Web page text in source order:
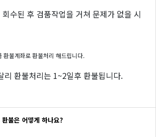
수된 후 검품작업을 거쳐 문제가 없을 시
환불계좌로 환불처리 해드립니다.
리 환불처리는 1~2일후 환불됩니다.
불은 어떻게 하나요?